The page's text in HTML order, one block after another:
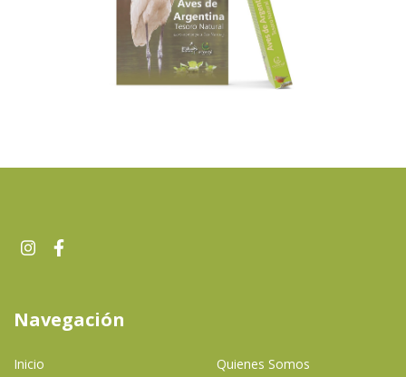
Navegación
Inicio Quienes Somos